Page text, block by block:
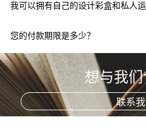
我可以拥有自己的设计彩盒和私人运
您的付款期限是多少？
想与我
联系